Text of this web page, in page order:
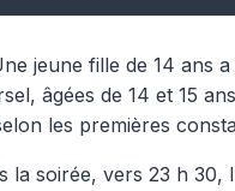
jeune fille de 14 ans
âgées de 14 et 15
les premières
la soirée, vers 23 h 30,